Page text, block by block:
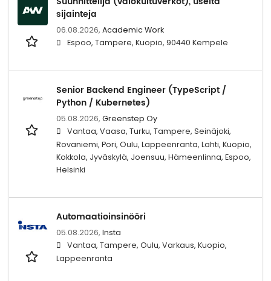
sijainteja
06.08.2026, Academic Work
Espoo, Tampere, Kuopio, 90440 Kempele
Senior Backend Engineer (TypeScript /
Python / Kubernetes)
05.08.2026, Greenstep Oy
Vantaa, Vaasa, Turku, Tampere, Seinäjoki,
Rovaniemi, Pori, Oulu, Lappeenranta, Lahti, Kuopio,
Kokkola, Jyväskylä, Joensuu, Hämeenlinna, Espoo,
Helsinki
Automaatioinsinööri
05.08.2026, Insta
Vantaa, Tampere, Oulu, Varkaus, Kuopio,
Lappeenranta